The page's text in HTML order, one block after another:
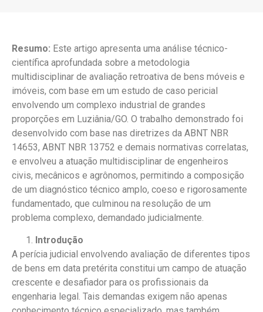
Resumo: Este artigo apresenta uma análise técnico-
científica aprofundada sobre a metodologia
multidisciplinar de avaliação retroativa de bens móveis e
imóveis, com base em um estudo de caso pericial
envolvendo um complexo industrial de grandes
proporções em Luziânia/GO. O trabalho demonstrado foi
desenvolvido com base nas diretrizes da ABNT NBR
14653, ABNT NBR 13752 e demais normativas correlatas,
e envolveu a atuação multidisciplinar de engenheiros
civis, mecânicos e agrônomos, permitindo a composição
de um diagnóstico técnico amplo, coeso e rigorosamente
fundamentado, que culminou na resolução de um
problema complexo, demandado judicialmente.
Introdução
A perícia judicial envolvendo avaliação de diferentes tipos
de bens em data pretérita constitui um campo de atuação
crescente e desafiador para os profissionais da
engenharia legal. Tais demandas exigem não apenas